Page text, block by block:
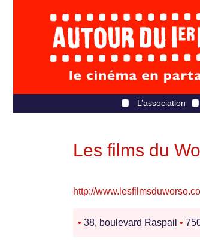
L’association
Les films du
http://
• 38, boulevard Raspail •